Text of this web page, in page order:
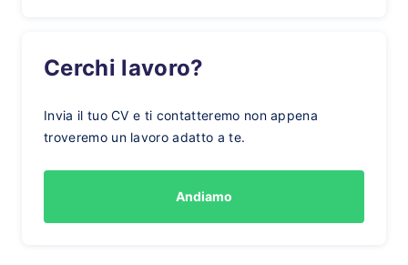
Cerchi lavoro?
Invia il tuo CV e ti contatteremo non appena
troveremo un lavoro adatto a te.
Andiamo